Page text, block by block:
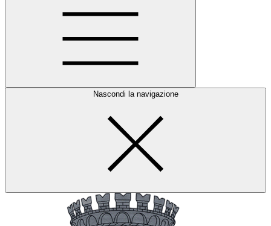
Nascondi la navigazione